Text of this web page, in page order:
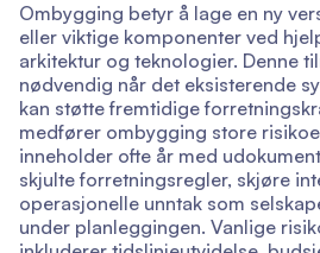
Ombygging betyr å lage en ny
eller viktige komponenter ved
arkitektur og teknologier. Denne
nødvendig når det eksisterende
kan støtte fremtidige
medfører ombygging store
inneholder ofte år med
skjulte forretningsregler, skjøre
operasjonelle unntak som
under planleggingen. Vanlige